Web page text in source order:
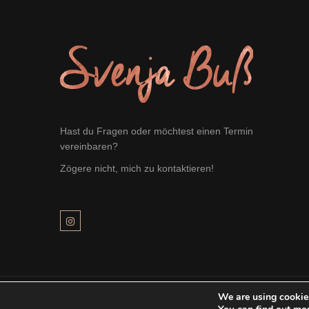
Hast du Fragen oder möchtest einen Termin
vereinbaren?
Zögere nicht, mich zu kontaktieren!
We are using